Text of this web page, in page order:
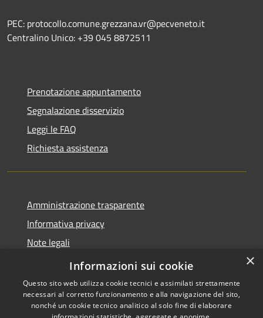
PEC: protocollo.comune.grezzana.vr@pecveneto.it
Centralino Unico: +39 045 8872511
Prenotazione appuntamento
Segnalazione disservizio
Leggi le FAQ
Richiesta assistenza
Amministrazione trasparente
Informativa privacy
Note legali
Dichiarazione di accessibilità
×
Informazioni sui cookie
Questo sito web utilizza cookie tecnici e assimilati strettamente
necessari al corretto funzionamento e alla navigazione del sito,
nonché un cookie tecnico analitico al solo fine di elaborare